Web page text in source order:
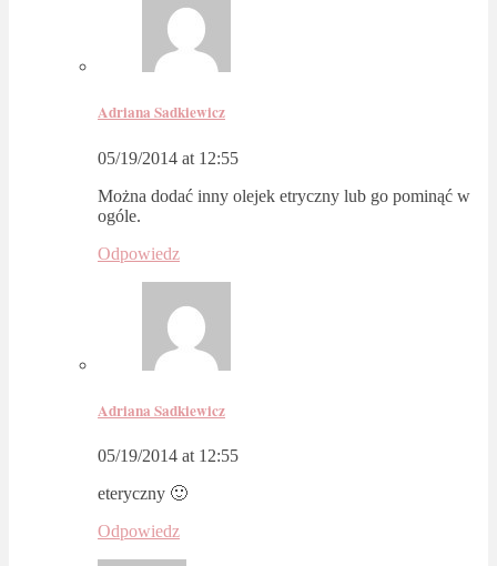
Adriana Sadkiewicz
05/19/2014 at 12:55
Można dodać inny olejek etryczny lub go pominąć w
ogóle.
Odpowiedz
Adriana Sadkiewicz
05/19/2014 at 12:55
eteryczny 🙂
Odpowiedz